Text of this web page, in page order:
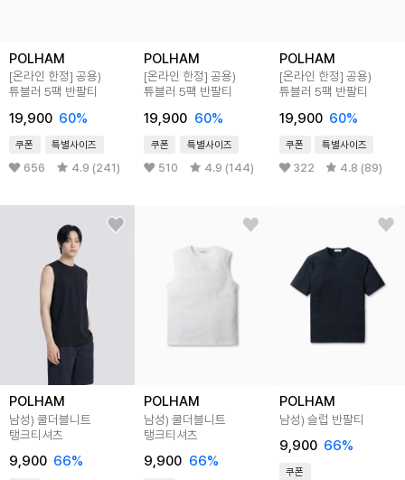
POLHAM
[온라인 한정] 공용)
튜블러 5팩 반팔티
19,900 60%
쿠폰 특별사이즈
656 4.9 (241)
POLHAM
[온라인 한정] 공용)
튜블러 5팩 반팔티
19,900 60%
쿠폰 특별사이즈
510 4.9 (144)
POLHAM
[온라인 한정] 공용)
튜블러 5팩 반팔티
19,900 60%
쿠폰 특별사이즈
322 4.8 (89)
POLHAM
남성) 쿨더블니트
탱크티셔츠
9,900 66%
POLHAM
남성) 쿨더블니트
탱크티셔츠
9,900 66%
POLHAM
남성) 슬럽 반팔티
9,900 66%
쿠폰